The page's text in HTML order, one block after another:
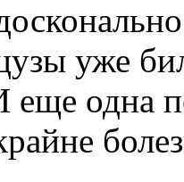
уже
еще одна